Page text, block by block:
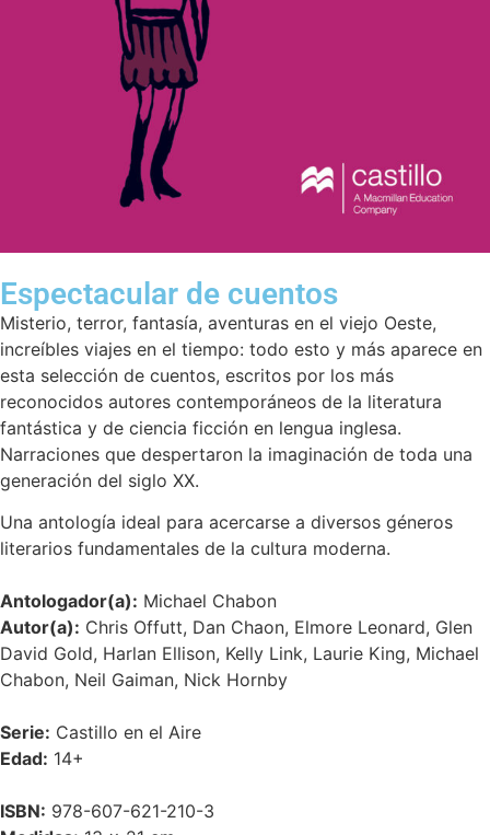
Espectacular de cuentos
Misterio, terror, fantasía, aventuras en el viejo Oeste,
increíbles viajes en el tiempo: todo esto y más aparece en
esta selección de cuentos, escritos por los más
reconocidos autores contemporáneos de la literatura
fantástica y de ciencia ficción en lengua inglesa.
Narraciones que despertaron la imaginación de toda una
generación del siglo XX.
Una antología ideal para acercarse a diversos géneros
literarios fundamentales de la cultura moderna.
Antologador(a): Michael Chabon
Autor(a): Chris Offutt, Dan Chaon, Elmore Leonard, Glen
David Gold, Harlan Ellison, Kelly Link, Laurie King, Michael
Chabon, Neil Gaiman, Nick Hornby
Serie: Castillo en el Aire
Edad: 14+
ISBN: 978-607-621-210-3